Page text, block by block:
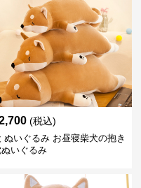
(税込)
ぬいぐるみ お昼寝柴犬の抱き
いぐるみ